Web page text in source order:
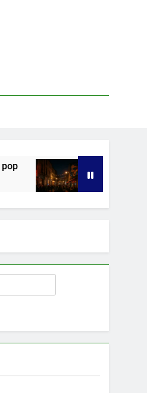
Nocne życie w
3 Tygodnie Ago